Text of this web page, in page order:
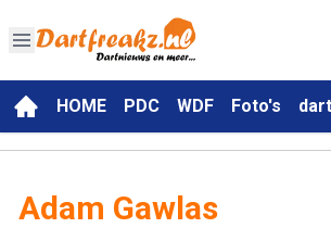
HOME PDC WDF Foto's
Adam Gawlas